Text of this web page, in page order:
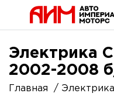
Электрика
2002-2008
Главная Электрика